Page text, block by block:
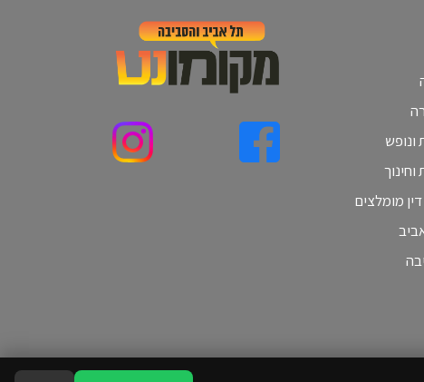
ונופש
דין מומלצים